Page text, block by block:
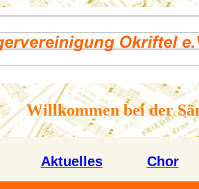
Willkommen bei der
Aktuelles Chor